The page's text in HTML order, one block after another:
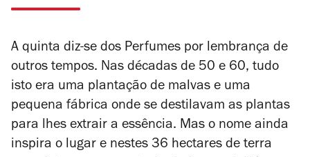
A quinta diz-se dos Perfumes por lembrança de
outros tempos. Nas décadas de 50 e 60, tudo
isto era uma plantação de malvas e uma
pequena fábrica onde se destilavam as plantas
para lhes extrair a essência. Mas o nome ainda
inspira o lugar e nestes 36 hectares de terra